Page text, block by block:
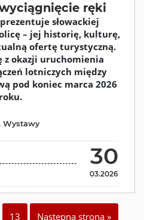
ręki
słowackiej
– jej historię, kulturę,
ofertę turystyczną.
z okazji uruchomienia
lotniczych między
pod koniec marca 2026
roku.
30
03.2026
Wystawy
13 Następna strona »